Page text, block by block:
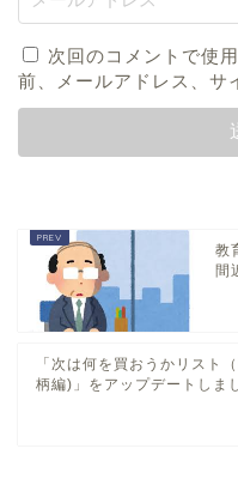
次回のコメントで使
前、メールアドレス、サ
教
間
「次は何を買おうかリスト
柄編)」をアップデートしま